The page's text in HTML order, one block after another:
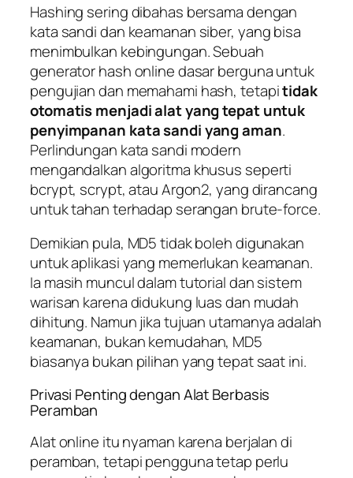
Hashing sering dibahas bersama dengan
kata sandi dan keamanan siber, yang bisa
menimbulkan kebingungan. Sebuah
generator hash online dasar berguna untuk
pengujian dan memahami hash, tetapitidak
otomatis menjadi alat yang tepat untuk
penyimpanan kata sandi yang aman.
Perlindungan kata sandi modern
mengandalkan algoritma khusus seperti
bcrypt, scrypt, atau Argon2, yang dirancang
untuk tahan terhadap serangan brute-force.
Demikian pula, MD5 tidak boleh digunakan
untuk aplikasi yang memerlukan keamanan.
Ia masih muncul dalam tutorial dan sistem
warisan karena didukung luas dan mudah
dihitung. Namun jika tujuan utamanya adalah
keamanan, bukan kemudahan, MD5
biasanya bukan pilihan yang tepat saat ini.
Privasi Penting dengan Alat Berbasis
Peramban
Alat online itu nyaman karena berjalan di
peramban, tetapi pengguna tetap perlu